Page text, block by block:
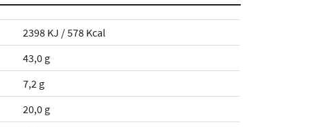
2398 KJ / 578 Kcal
43,0 g
7,2 g
20,0 g